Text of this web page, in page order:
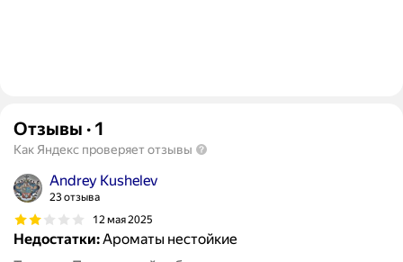
Отзывы · 1
Как Яндекс проверяет отзывы
Andrey Kushelev
23 отзыва
12 мая 2025
Недостатки:Ароматы нестойкие